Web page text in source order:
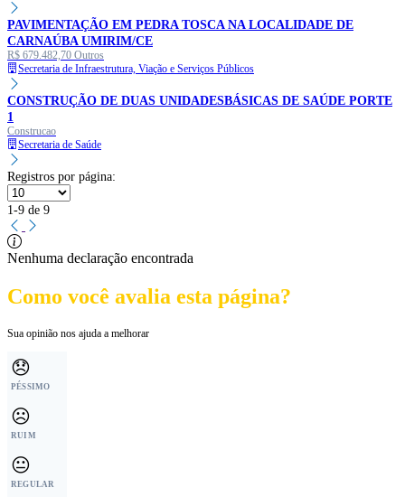
PAVIMENTAÇÃO EM PEDRA TOSCA NA LOCALIDADE DE
CARNAÚBA UMIRIM/CE
R$ 679.482,70 Outros
Secretaria de Infraestrutura, Viação e Serviços Públicos
CONSTRUÇÃO DE DUAS UNIDADESBÁSICAS DE SAÚDE PORTE
1
Construcao
Secretaria de Saúde
Registros por página:
1-9 de 9
Nenhuma declaração encontrada
Como você avalia esta página?
Sua opinião nos ajuda a melhorar
😞
PÉSSIMO
☹️
RUIM
😐
REGULAR